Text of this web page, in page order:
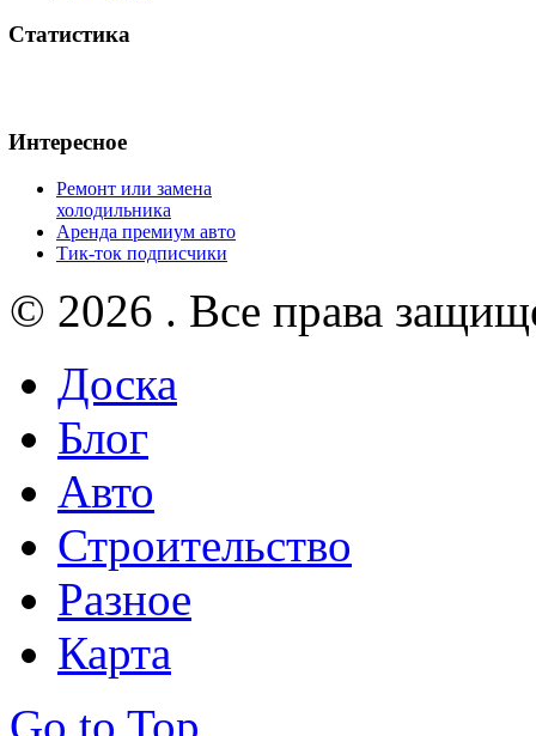
Статистика
Интересное
Ремонт или замена
холодильника
Аренда премиум авто
Тик-ток подписчики
© 2026 . Все права
Доска
Блог
Авто
Строительство
Разное
Карта